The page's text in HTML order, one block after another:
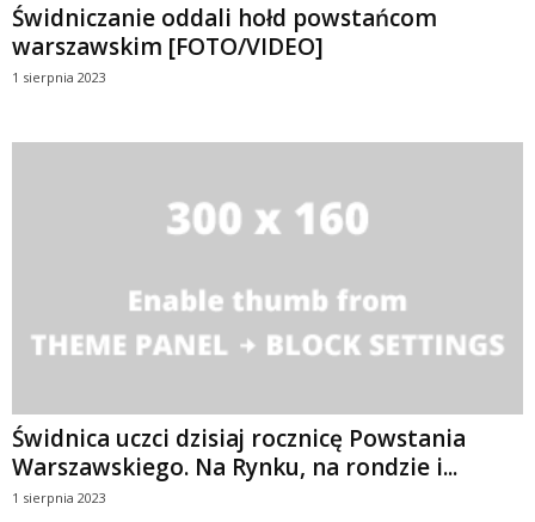
Świdniczanie oddali hołd powstańcom
warszawskim [FOTO/VIDEO]
1 sierpnia 2023
Świdnica uczci dzisiaj rocznicę Powstania
Warszawskiego. Na Rynku, na rondzie i...
1 sierpnia 2023